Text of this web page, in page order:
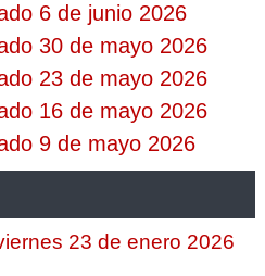
6 de junio 2026
30 de mayo 2026
23 de mayo 2026
16 de mayo 2026
9 de mayo 2026
23 de enero 2026